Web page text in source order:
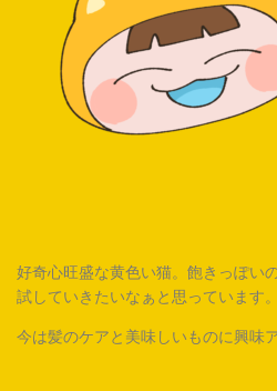
好奇心旺盛な黄色い猫。飽きっぽい
試していきたいなぁと思っています。
今は髪のケアと美味しいものに興味